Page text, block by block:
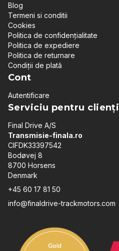
Blog
Termeni si conditii
Cookies
Politica de confidențialitate
Politica de expediere
Politica de returnare
Condiții de plată
Cont
Autentificare
Serviciu pentru clienți
Final Drive A/S
Transmisie-finala.ro
CIFDK33397542
Bodøvej 8
8700 Horsens
Denmark
+45 60 17 81 50
info@finaldrive-trackmotors.com